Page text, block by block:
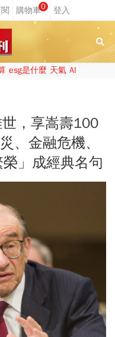
0
esg是什麼 天氣 AI
，享嵩壽100
、金融危機、
」成經典名句